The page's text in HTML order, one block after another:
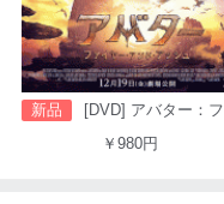
新品
[DVD] アバター：ファイヤー・アンド・アッシュ
￥980円